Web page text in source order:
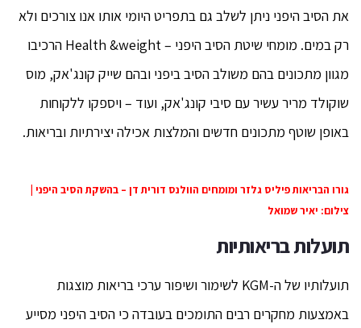
את הסיב היפני ניתן לשלב גם בתפריט היומי אותו אנו צורכים ולא
רק במים. מומחי שיטת הסיב היפני – Health &weight הרכיבו
מגוון מתכונים בהם משולב הסיב ביפני ובהם שייק קונג'אק, מוס
שוקולד מריר עשיר עם סיבי קונג'אק, ועוד – ויספקו ללקוחות
באופן שוטף מתכונים חדשים והמלצות אכילה יצירתיות ובריאות.
גורו הבריאות פיליס גלזר ומומחים הוולנס דורית דן – בהשקת הסיב היפני |
צילום: יאיר שמואל
תועלות בריאותיות
תועלותיו של ה-KGM לשימור ושיפור ערכי בריאות מוצגות
באמצעות מחקרים רבים התומכים בעובדה כי הסיב היפני מסייע